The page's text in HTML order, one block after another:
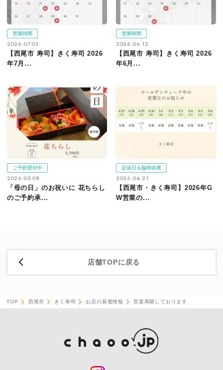
営業時間
2026.07.03
【西尾市 寿司】きく寿司 2026
年7月...
営業時間
2026.06.12
【西尾市 寿司】きく寿司 2026
年6月...
ご予約受付中
2026.05.08
「母の日」のお祝いに 花ちらし
のご予約承...
定休日＆臨時休業
2026.04.21
【西尾市・きく寿司】2026年G
W営業の...
店舗TOPに戻る
TOP 西尾市 きく寿司 お店の新着情報 営業再開しております